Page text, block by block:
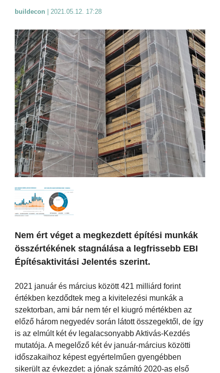
buildecon 2021.05.12. 17:28
Nem ért véget a megkezdett építési munkák
összértékének stagnálása a legfrissebb EBI
Építésaktivitási Jelentés szerint.
2021 január és március között 421 milliárd forint
értékben kezdődtek meg a kivitelezési munkák a
szektorban, ami bár nem tér el kiugró mértékben az
előző három negyedév során látott összegektől, de így
is az elmúlt két év legalacsonyabb Aktivás-Kezdés
mutatója. A megelőző két év január-március közötti
időszakaihoz képest egyértelműen gyengébben
sikerült az évkezdet: a jónak számító 2020-as első